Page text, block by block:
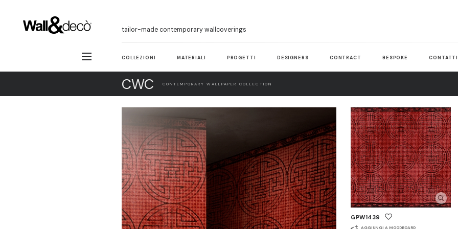
tailor-made contemporary wallcoverings
COLLEZIONI MATERIALI PROGETTI DESIGNERS CONTRACT BESPOKE CONTATTI
CWC CONTEMPORARY WALLPAPER COLLECTION
GPW1439
AGGIUNGI A MOODBOARD